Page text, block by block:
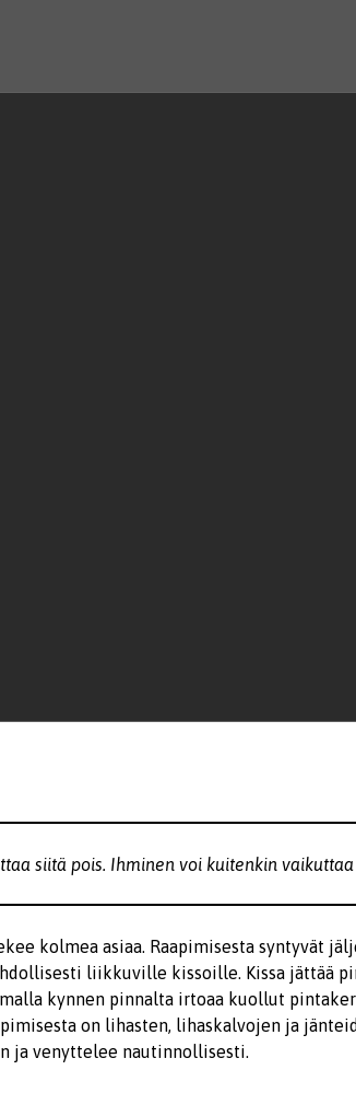
siitä pois. Ihminen voi kuitenkin
kolmea asiaa. Raapimisesta syntyvät
liikkuville kissoille. Kissa jättää
kynnen pinnalta irtoaa kuollut
on lihasten, lihaskalvojen ja
ja venyttelee nautinnollisesti.